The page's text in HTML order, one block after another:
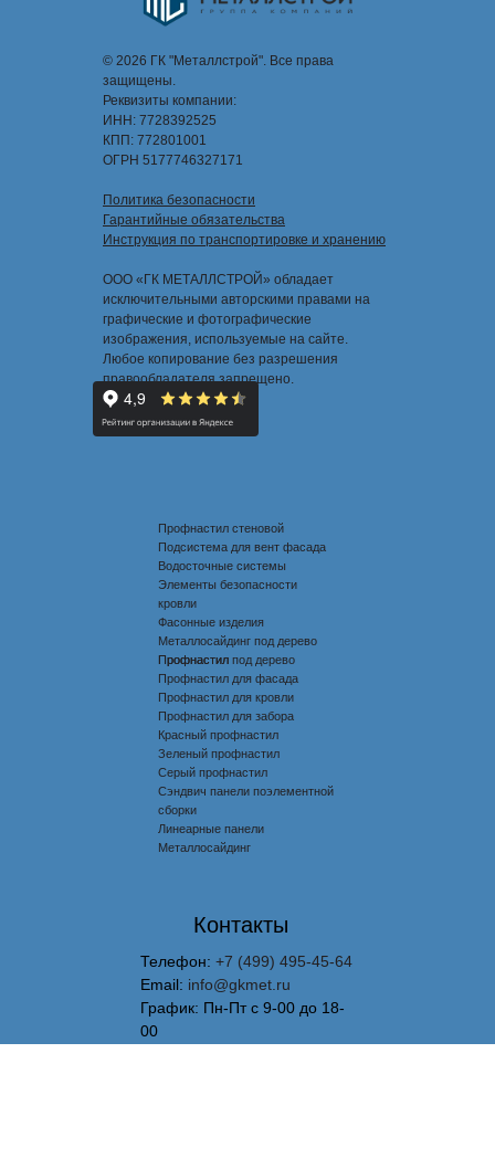
© 2026 ГК "Металлстрой". Все права
защищены.
Реквизиты компании:
ИНН: 7728392525
КПП: 772801001
ОГРН 5177746327171
Политика безопасности
Гарантийные обязательства
Инструкция по транспортировке и хранению
ООО «ГК МЕТАЛЛСТРОЙ» обладает
исключительными авторскими правами на
графические и фотографические
изображения, используемые на сайте.
Любое копирование без разрешения
правообладателя запрещено.
Профнастил стеновой
Подсистема для вент фасада
Водосточные системы
Элементы безопасности
кровли
Фасонные изделия
Металлосайдинг под дерево
Профнастил под дерево
Профнастил
Профнастил для фасада
Профнастил для кровли
Профнастил для забора
Красный профнастил
Зеленый профнастил
Серый профнастил
Сэндвич панели поэлементной
сборки
Линеарные панели
Металлосайдинг
Телефон: +7 (499) 495-45-64
Email: info@gkmet.ru
График: Пн-Пт с 9-00 до 18-
00
Контакты